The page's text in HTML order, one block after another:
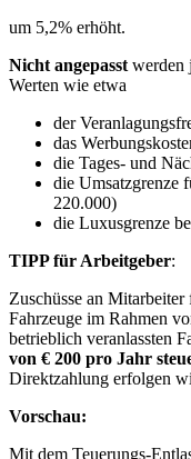
um 5,2% erhöht.
Nicht angepasst werden
Werten wie etwa
der
das
die Tages- und
die Umsatzgrenze
220.000)
die Luxusgrenze
TIPP für Arbeitgeber:
Zuschüsse an
Fahrzeuge im Rahmen
betrieblich veranlassten
von € 200 pro Jahr
Direktzahlung erfolgen
Vorschau:
Mit dem Teuerungs-